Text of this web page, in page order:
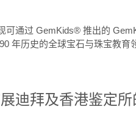
可通过 GemKids® 推出的
年历史的全球宝石与珠宝教育
迪拜及香港鉴定